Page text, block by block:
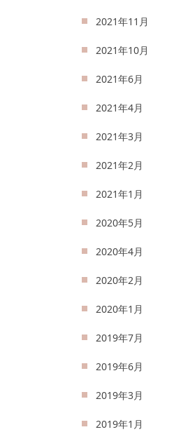
2021年11月
2021年10月
2021年6月
2021年4月
2021年3月
2021年2月
2021年1月
2020年5月
2020年4月
2020年2月
2020年1月
2019年7月
2019年6月
2019年3月
2019年1月